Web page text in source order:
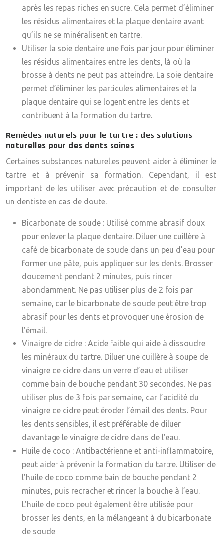
après les repas riches en sucre. Cela permet d’éliminer
les résidus alimentaires et la plaque dentaire avant
qu’ils ne se minéralisent en tartre.
Utiliser la soie dentaire une fois par jour pour éliminer
les résidus alimentaires entre les dents, là où la
brosse à dents ne peut pas atteindre. La soie dentaire
permet d’éliminer les particules alimentaires et la
plaque dentaire qui se logent entre les dents et
contribuent à la formation du tartre.
Remèdes naturels pour le tartre : des solutions
naturelles pour des dents saines
Certaines substances naturelles peuvent aider à éliminer le
tartre et à prévenir sa formation. Cependant, il est
important de les utiliser avec précaution et de consulter
un dentiste en cas de doute.
Bicarbonate de soude : Utilisé comme abrasif doux
pour enlever la plaque dentaire. Diluer une cuillère à
café de bicarbonate de soude dans un peu d’eau pour
former une pâte, puis appliquer sur les dents. Brosser
doucement pendant 2 minutes, puis rincer
abondamment. Ne pas utiliser plus de 2 fois par
semaine, car le bicarbonate de soude peut être trop
abrasif pour les dents et provoquer une érosion de
l’émail.
Vinaigre de cidre : Acide faible qui aide à dissoudre
les minéraux du tartre. Diluer une cuillère à soupe de
vinaigre de cidre dans un verre d’eau et utiliser
comme bain de bouche pendant 30 secondes. Ne pas
utiliser plus de 3 fois par semaine, car l’acidité du
vinaigre de cidre peut éroder l’émail des dents. Pour
les dents sensibles, il est préférable de diluer
davantage le vinaigre de cidre dans de l’eau.
Huile de coco : Antibactérienne et anti-inflammatoire,
peut aider à prévenir la formation du tartre. Utiliser de
l’huile de coco comme bain de bouche pendant 2
minutes, puis recracher et rincer la bouche à l’eau.
L’huile de coco peut également être utilisée pour
brosser les dents, en la mélangeant à du bicarbonate
de soude.